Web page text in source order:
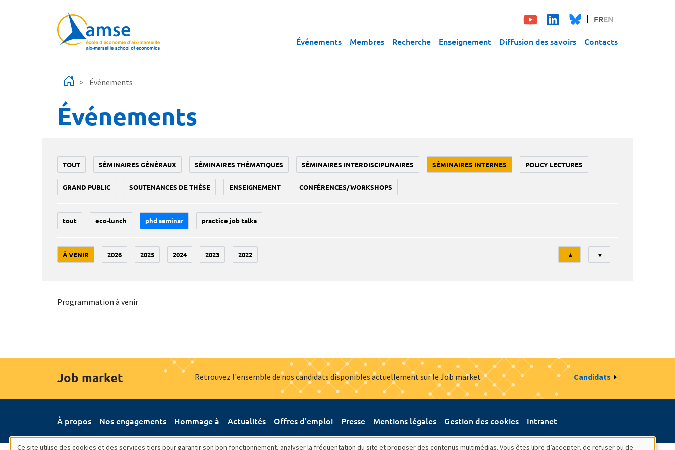
FREN
Événements Membres Recherche Enseignement Diffusion des savoirs Contacts
Événements
Événements
TOUT SÉMINAIRES GÉNÉRAUX SÉMINAIRES THÉMATIQUES SÉMINAIRES INTERDISCIPLINAIRES SÉMINAIRES INTERNES POLICY LECTURES
GRAND PUBLIC SOUTENANCES DE THÈSE ENSEIGNEMENT CONFÉRENCES/WORKSHOPS
tout eco-lunch phd seminar practice job talks
À VENIR 2026 2025 2024 2023 2022
Tri
▲ ▼
Programmation à venir
Job market Retrouvez l'ensemble de nos candidats disponibles actuellement sur le Job market Candidats
À propos Nos engagements Hommage à Actualités Offres d'emploi Presse Mentions légales Gestion des cookies Intranet
Ce site utilise des cookies et des services tiers pour garantir son bon fonctionnement, analyser la fréquentation du site et proposer des contenus multimédias. Vous êtes libre d’accepter, de refuser ou de